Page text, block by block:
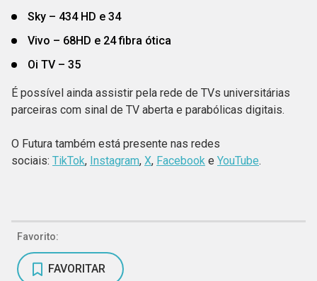
Sky – 434 HD e 34
Vivo – 68HD e 24 fibra ótica
Oi TV – 35
É possível ainda assistir pela rede de TVs universitárias
parceiras com sinal de TV aberta e parabólicas digitais.
O Futura também está presente nas redes
sociais: TikTok, Instagram, X, Facebook e YouTube.
Favorito:
FAVORITAR